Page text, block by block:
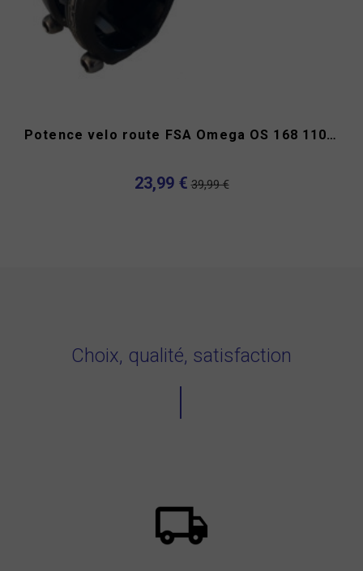
Potence velo route FSA Omega OS 168 110 mm 1" 1/8 6°
23,99 € 39,99 €
Choix, qualité, satisfaction